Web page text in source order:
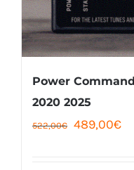
être
sur
la
du
Power
2020 2025
522,00€ Le
489,00€Le